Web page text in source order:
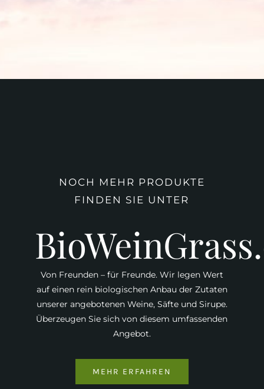
NOCH MEHR PRODUKTE
FINDEN SIE UNTER
Von Freunden – für Freunde. Wir legen Wert
auf einen rein biologischen Anbau der Zutaten
unserer angebotenen Weine, Säfte und Sirupe.
Überzeugen Sie sich von diesem umfassenden
Angebot.
MEHR ERFAHREN